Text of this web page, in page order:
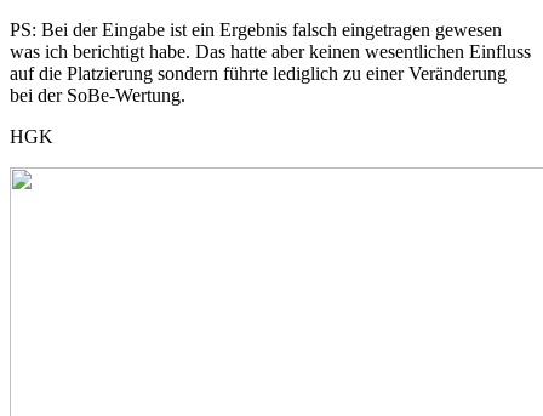
PS: Bei der Eingabe ist ein Ergebnis falsch eingetragen gewesen
was ich berichtigt habe. Das hatte aber keinen wesentlichen Einfluss
auf die Platzierung sondern führte lediglich zu einer Veränderung
bei der SoBe-Wertung.
HGK